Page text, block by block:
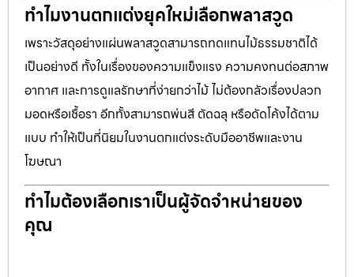
ทำไมงานตกแต่งยุคใหม่เลือกพลาสวูด
เพราะวัสดุอย่างแผ่นพลาสวูดสามารถทดแทนไม้ธรรมชาติได้
เป็นอย่างดี ทั้งในเรื่องของความแข็งแรง ความคงทนต่อสภาพ
อากาศ และการดูแลรักษาที่ง่ายกว่าไม้ ไม่ต้องกลัวเรื่องปลวก
มอดหรือเชื้อรา อีกทั้งสามารถพ่นสี ตัดฉลุ หรือดัดโค้งได้ตาม
แบบ ทำให้เป็นที่นิยมในงานตกแต่งระดับมืออาชีพและงาน
โฆษณา
ทำไมต้องเลือกเราเป็นผู้จัดจำหน่ายของ
คุณ